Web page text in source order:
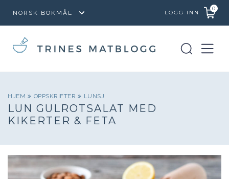
LOGG INN
0
HJEM OPPSKRIFTER LUNSJ
LUN GULROTSALAT MED
KIKERTER & FETA